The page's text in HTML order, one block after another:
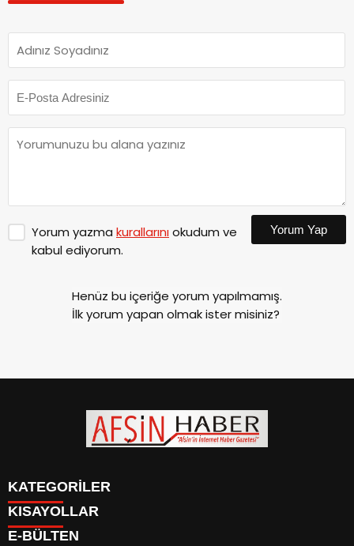
Yorum yazma kurallarınıokudum ve
kabul ediyorum.
Yorum Yap
Henüz bu içeriğe yorum yapılmamış.
İlk yorum yapan olmak ister misiniz?
KATEGORİLER
SİYASET
KISAYOLLAR
E-BÜLTEN